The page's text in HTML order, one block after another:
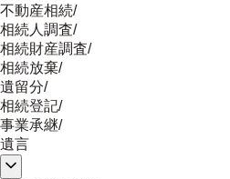
不動産相続/
相続人調査/
相続財産調査/
相続放棄/
遺留分/
相続登記/
事業承継/
遺言